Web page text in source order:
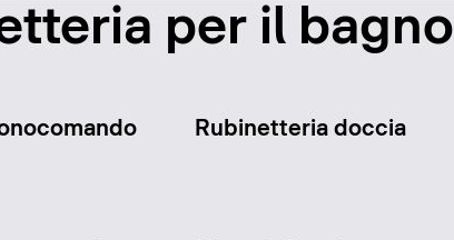
per il bagno
Rubinetteria doccia